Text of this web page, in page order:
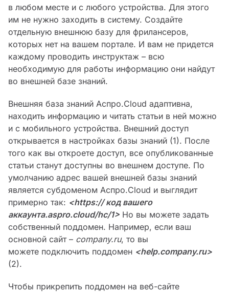
в любом месте и с любого устройства. Для этого
им не нужно заходить в систему. Создайте
отдельную внешнюю базу для фрилансеров,
которых нет на вашем портале. И вам не придется
каждому проводить инструктаж – всю
необходимую для работы информацию они найдут
во внешней базе знаний.
Внешняя база знаний Аспро.Cloud адаптивна,
находить информацию и читать статьи в ней можно
и с мобильного устройства. Внешний доступ
открывается в настройках базы знаний (1). После
того как вы откроете доступ, все опубликованные
статьи станут доступны во внешнем доступе. По
умолчанию адрес вашей внешней базы знаний
является субдоменом Аспро.Cloud и выглядит
примерно так: <https:// код вашего
аккаунта.aspro.cloud/hc/1> Но вы можете задать
собственный поддомен. Например, если ваш
основной сайт – company.ru, то вы
можете подключить поддомен <help.company.ru>
(2).
Чтобы прикрепить поддомен на веб-сайте